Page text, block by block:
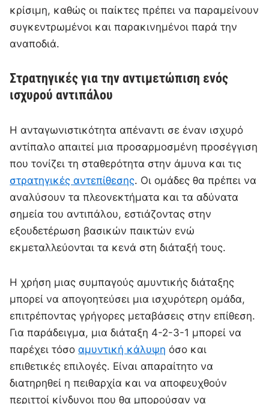
κρίσιμη, καθώς οι παίκτες πρέπει να παραμείνουν
συγκεντρωμένοι και παρακινημένοι παρά την
αναποδιά.
Στρατηγικές για την αντιμετώπιση ενός
ισχυρού αντιπάλου
Η ανταγωνιστικότητα απέναντι σε έναν ισχυρό
αντίπαλο απαιτεί μια προσαρμοσμένη προσέγγιση
που τονίζει τη σταθερότητα στην άμυνα και τις
στρατηγικές αντεπίθεσης. Οι ομάδες θα πρέπει να
αναλύσουν τα πλεονεκτήματα και τα αδύνατα
σημεία του αντιπάλου, εστιάζοντας στην
εξουδετέρωση βασικών παικτών ενώ
εκμεταλλεύονται τα κενά στη διάταξή τους.
Η χρήση μιας συμπαγούς αμυντικής διάταξης
μπορεί να απογοητεύσει μια ισχυρότερη ομάδα,
επιτρέποντας γρήγορες μεταβάσεις στην επίθεση.
Για παράδειγμα, μια διάταξη 4-2-3-1 μπορεί να
παρέχει τόσοαμυντική κάλυψη όσο και
επιθετικές επιλογές. Είναι απαραίτητο να
διατηρηθεί η πειθαρχία και να αποφευχθούν
περιττοί κίνδυνοι που θα μπορούσαν να